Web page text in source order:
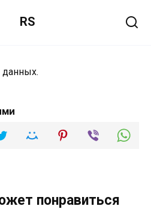
RS
данных.
понравиться